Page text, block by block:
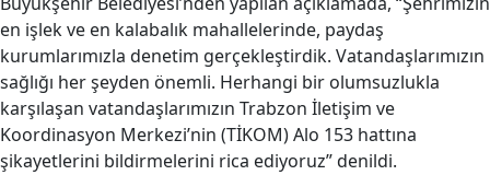
en işlek ve en kalabalık mahallelerinde, paydaş
kurumlarımızla denetim gerçekleştirdik. Vatandaşlarımızın
sağlığı her şeyden önemli. Herhangi bir olumsuzlukla
karşılaşan vatandaşlarımızın Trabzon İletişim ve
Koordinasyon Merkezi’nin (TİKOM) Alo 153 hattına
şikayetlerini bildirmelerini rica ediyoruz” denildi.